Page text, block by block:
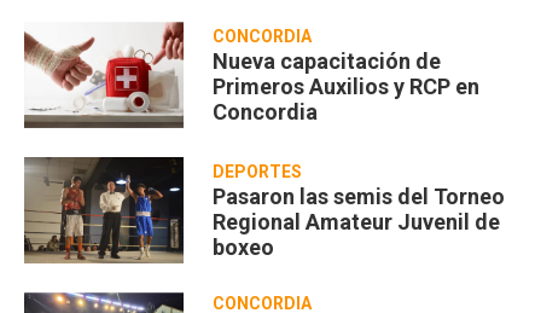
CONCORDIA
Nueva capacitación de
Primeros Auxilios y RCP en
Concordia
DEPORTES
Pasaron las semis del Torneo
Regional Amateur Juvenil de
boxeo
CONCORDIA